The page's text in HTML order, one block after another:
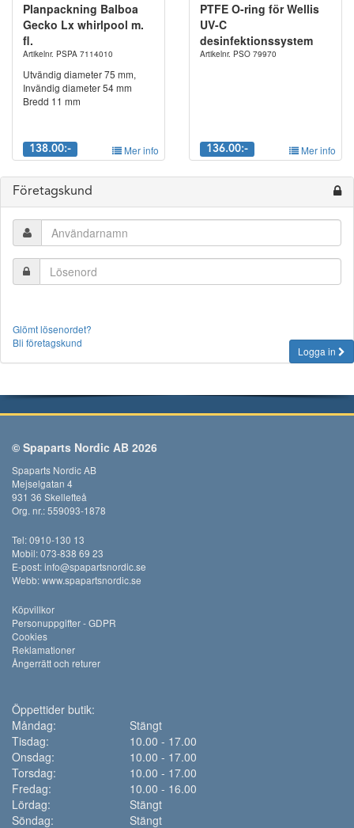
Planpackning Balboa
Gecko Lx whirlpool m.
fl.
Artikelnr. PSPA 7114010
Utvändig diameter 75 mm,
Invändig diameter 54 mm
Bredd 11 mm
138.00:- Mer info
PTFE O-ring för Wellis
UV-C
desinfektionssystem
Artikelnr. PSO 79970
136.00:- Mer info
Företagskund
Glömt lösenordet?
Bli företagskund
Logga in
© Spaparts Nordic AB 2026
Spaparts Nordic AB
Mejselgatan 4
931 36 Skellefteå
Org. nr.: 559093-1878
Tel: 0910-130 13
Mobil: 073-838 69 23
E-post:info@spapartsnordic.se
Webb:www.spapartsnordic.se
Köpvillkor
Personuppgifter - GDPR
Cookies
Reklamationer
Ångerrätt och returer
Öppettider butik:
Måndag:
Stängt
Tisdag:
10.00 - 17.00
Onsdag:
10.00 - 17.00
Torsdag:
10.00 - 17.00
Fredag:
10.00 - 16.00
Lördag:
Stängt
Söndag:
Stängt